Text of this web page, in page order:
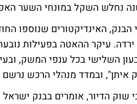
נחלש השקל במונחי השער
הבנק, האינדיקטורים שנוספו
עיקר ההאטה בפעילות
השלישי בכל ענפי המשק,
איתן", ובמדד מנהלי הרכש נרשם
שוק הדיור, אומרים בבנק